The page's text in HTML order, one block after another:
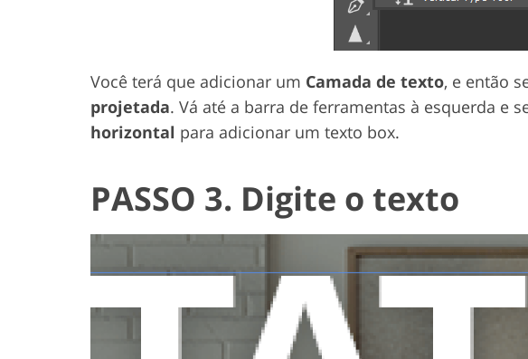
Você terá que adicionar um Camada de texto, e então
projetada. Vá até a barra de ferramentas à esquerda e
horizontal para adicionar um texto box.
PASSO 3. Digite o texto